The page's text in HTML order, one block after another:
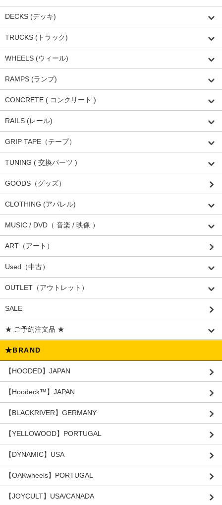
DECKS (デッキ)
TRUCKS (トラック)
WHEELS (ウィール)
RAMPS (ランプ)
CONCRETE ( コンクリート )
RAILS (レール)
GRIP TAPE（テープ）
TUNING ( 交換パーツ )
GOODS（グッズ）
CLOTHING (アパレル)
MUSIC / DVD（ 音楽 / 映像 ）
ART（アート）
Used（中古）
OUTLET（アウトレット）
SALE
★ ご予約注文品 ★
★BRAND
【HOODED】JAPAN
【Hoodeck™️】JAPAN
【BLACKRIVER】GERMANY
【YELLOWOOD】PORTUGAL
【DYNAMIC】USA
【OAKwheels】PORTUGAL
【JOYCULT】USA/CANADA